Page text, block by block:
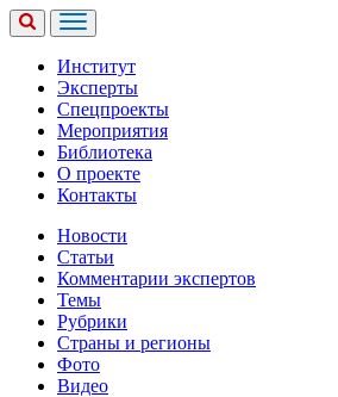
Институт
Эксперты
Спецпроекты
Мероприятия
Библиотека
О проекте
Контакты
Новости
Статьи
Комментарии экспертов
Темы
Рубрики
Страны и регионы
Фото
Видео